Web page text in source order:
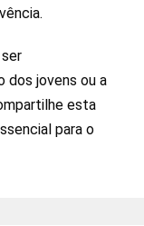
dos jovens ou a
esta
para o